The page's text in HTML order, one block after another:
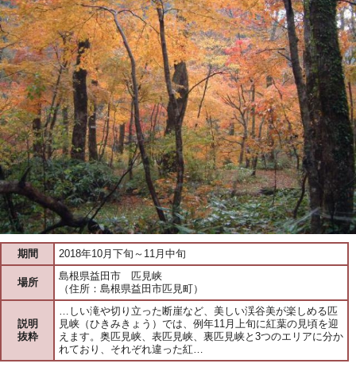
期間 2018年10月下旬～11月中旬
場所
島根県益田市 匹見峡
（住所：島根県益田市匹見町）
説明
抜粋
…しい滝や切り立った断崖など、美しい渓谷美が楽しめる匹
見峡（ひきみきょう）では、例年11月上旬に紅葉の見頃を迎
えます。奥匹見峡、表匹見峡、裏匹見峡と3つのエリアに分か
れており、それぞれ違った紅…